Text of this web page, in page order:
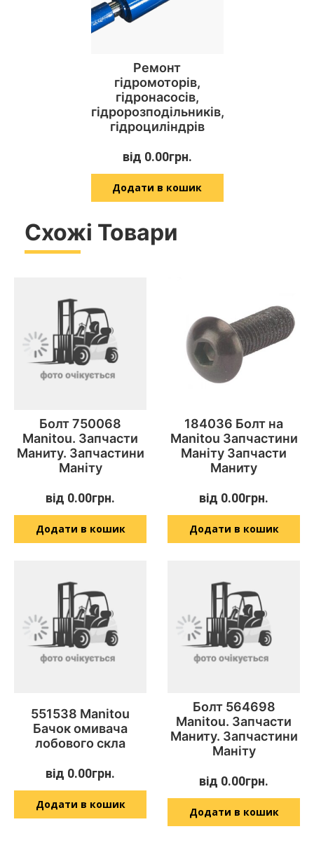
Ремонт
гідромоторів,
гідронасосів,
гідророзподільників,
гідроциліндрів
від 0.00грн.
Додати в кошик
Схожі Товари
Болт 750068
Manitou. Запчасти
Маниту. Запчастини
Маніту
від 0.00грн.
Додати в кошик
184036 Болт на
Manitou Запчастини
Маніту Запчасти
Маниту
від 0.00грн.
Додати в кошик
551538 Manitou
Бачок омивача
лобового скла
від 0.00грн.
Додати в кошик
Болт 564698
Manitou. Запчасти
Маниту. Запчастини
Маніту
від 0.00грн.
Додати в кошик